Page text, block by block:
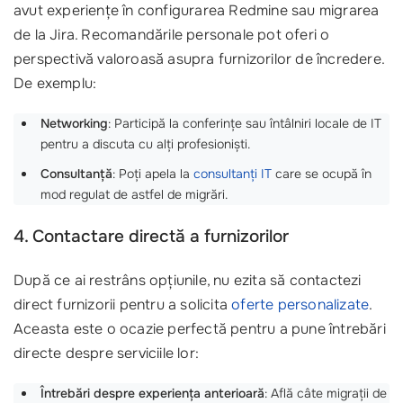
avut experiențe în configurarea Redmine sau migrarea
de la Jira. Recomandările personale pot oferi o
perspectivă valoroasă asupra furnizorilor de încredere.
De exemplu:
Networking: Participă la conferințe sau întâlniri locale de IT
pentru a discuta cu alți profesioniști.
Consultanță: Poți apela la consultanți IT care se ocupă în
mod regulat de astfel de migrări.
4. Contactare directă a furnizorilor
După ce ai restrâns opțiunile, nu ezita să contactezi
direct furnizorii pentru a solicitaoferte personalizate.
Aceasta este o ocazie perfectă pentru a pune întrebări
directe despre serviciile lor:
Întrebări despre experiența anterioară: Află câte migrații de